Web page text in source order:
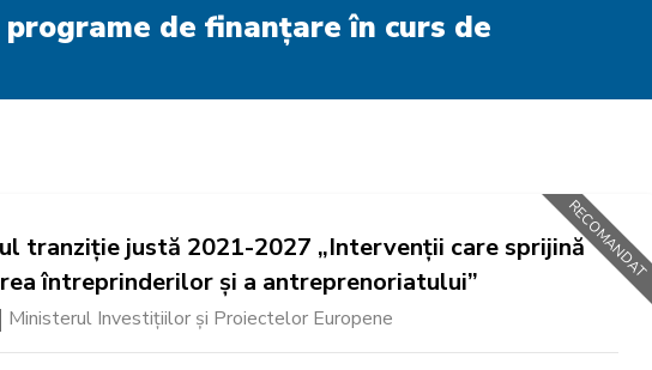
de finanțare în curs de
tranziție justă 2021-2027 „Intervenții care sprijină
întreprinderilor și a antreprenoriatului”
Ministerul Investițiilor și Proiectelor Europene
RECOMANDAT